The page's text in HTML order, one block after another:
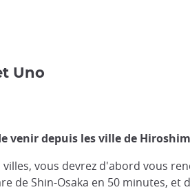
Uno
venir depuis les ville de
vous devrez d'abord vous
de Shin-Osaka en 50 minutes,